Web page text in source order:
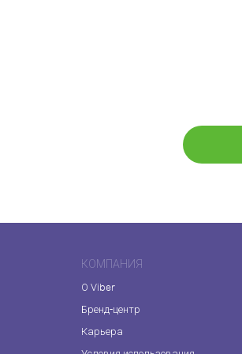
КОМПАНИЯ
О Viber
Бренд-центр
Карьера